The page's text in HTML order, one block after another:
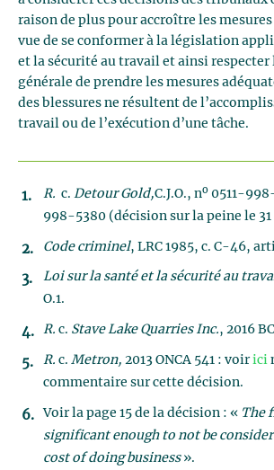
raison de plus pour accroître les
vue de se conformer à la législation
et la sécurité au travail et ainsi
générale de prendre les mesures
des blessures ne résultent de
travail ou de l’exécution d’une tâche.
R. c. Detour Gold,C.J.O., no 0511-
998-5380 (décision sur la peine le 31
Code criminel, LRC 1985, c. C-46,
Loi sur la santé et la sécurité au
O.1.
R. c. Stave Lake Quarries Inc., 2016
R. c. Metron, 2013 ONCA 541 : voirici
commentaire sur cette décision.
Voir la page 15 de la décision : « The
significant enough to not be
cost of doing business ».